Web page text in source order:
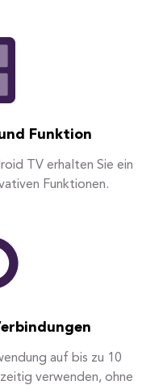
Funktion
TV erhalten Sie ein
Funktionen.
auf bis zu 10
verwenden, ohne